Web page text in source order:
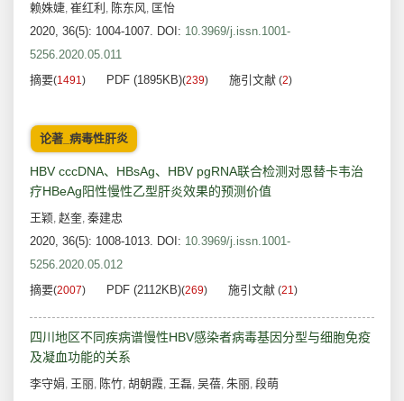
赖姝婕, 崔红利 , 陈东风, 匡怡
2020, 36(5): 1004-1007. DOI: 10.3969/j.issn.1001-
5256.2020.05.011
摘要(1491) PDF (1895KB)(239) 施引文献 (2)
论著_病毒性肝炎
HBV cccDNA、HBsAg、HBV pgRNA联合检测对恩替卡韦治
疗HBeAg阳性慢性乙型肝炎效果的预测价值
王颖, 赵奎, 秦建忠
2020, 36(5): 1008-1013. DOI: 10.3969/j.issn.1001-
5256.2020.05.012
摘要(2007) PDF (2112KB)(269) 施引文献 (21)
四川地区不同疾病谱慢性HBV感染者病毒基因分型与细胞免疫
及凝血功能的关系
李守娟, 王丽, 陈竹, 胡朝霞, 王磊, 吴蓓, 朱丽, 段萌